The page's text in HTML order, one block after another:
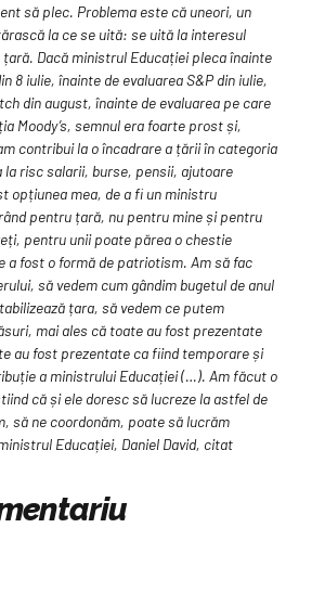
să plec. Problema este că uneori, un
la ce se uită: se uită la interesul
Dacă ministrul Educației pleca înainte
8 iulie, înainte de evaluarea S&P din iulie,
din august, înainte de evaluarea pe care
Moody’s, semnul era foarte prost și,
contribui la o încadrare a țării în categoria
la risc salarii, burse, pensii, ajutoare
opțiunea mea, de a fi un ministru
pentru țară, nu pentru mine și pentru
pentru unii poate părea o chestie
a fost o formă de patriotism. Am să fac
să vedem cum gândim bugetul de anul
țara, să vedem ce putem
mai ales că toate au fost prezentate
au fost prezentate ca fiind temporare și
a ministrului Educației (…). Am făcut o
că și ele doresc să lucreze la astfel de
să ne coordonăm, poate să lucrăm
Educației, Daniel David, citat